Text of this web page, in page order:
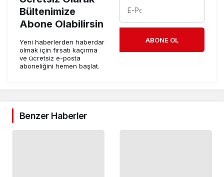
Bültenimize
Abone Olabilirsin
Yeni haberlerden haberdar
olmak için fırsatı kaçırma
ve ücretsiz e-posta
aboneliğini hemen başlat.
ABONE OL
Benzer Haberler